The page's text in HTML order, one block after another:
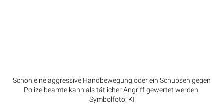
Schon eine aggressive Handbewegung oder ein Schubsen gegen
Polizeibeamte kann als tätlicher Angriff gewertet werden.
Symbolfoto: KI